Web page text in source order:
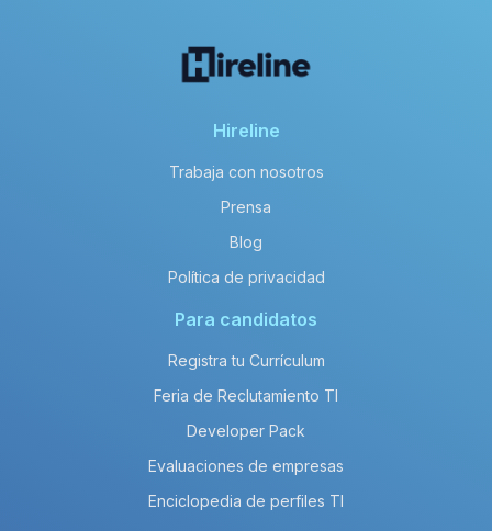
Hireline
Trabaja con nosotros
Prensa
Blog
Política de privacidad
Para candidatos
Registra tu Currículum
Feria de Reclutamiento TI
Developer Pack
Evaluaciones de empresas
Enciclopedia de perfiles TI